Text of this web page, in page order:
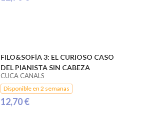
FILO&SOFÍA 3: EL CURIOSO CASO
DEL PIANISTA SIN CABEZA
CUCA CANALS
Disponible en 2 semanas
12,70 €